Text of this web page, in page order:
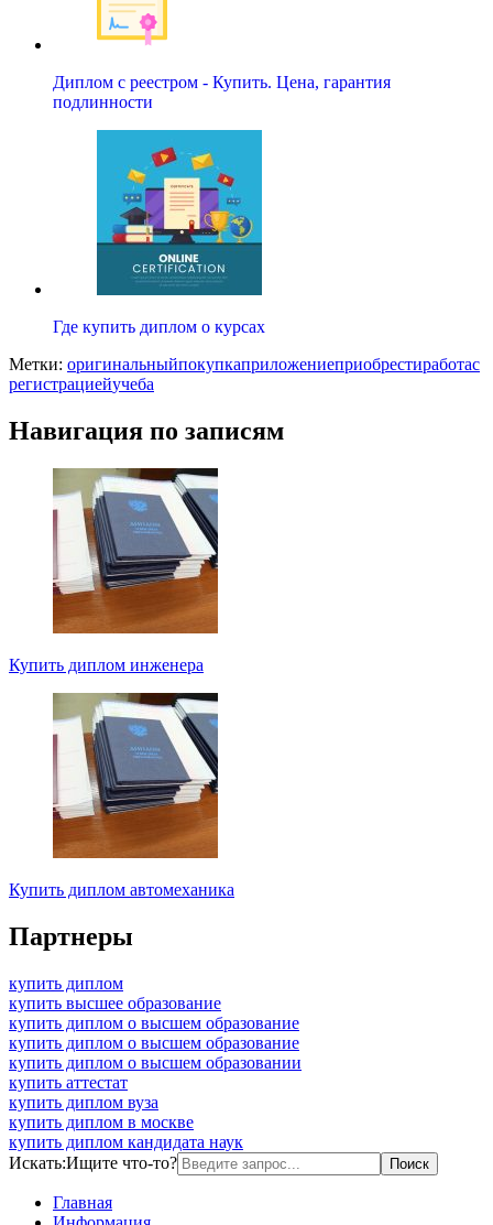
Диплом с реестром - Купить. Цена, гарантия
подлинности
Где купить диплом о курсах
Метки: оригинальныйпокупкаприложениеприобрестиработас
регистрациейучеба
Навигация по записям
Купить диплом инженера
Купить диплом автомеханика
Партнеры
купить диплом
купить высшее образование
купить диплом о высшем образование
купить диплом о высшем образование
купить диплом о высшем образовании
купить аттестат
купить диплом вуза
купить диплом в москве
купить диплом кандидата наук
Искать:Ищите что-то?
Главная